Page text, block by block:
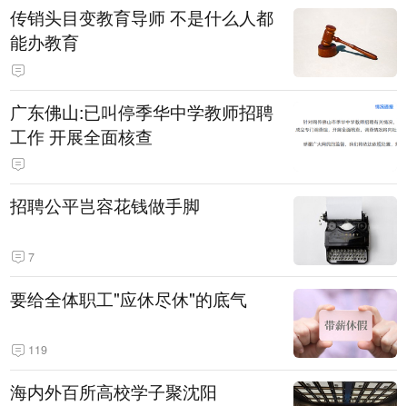
传销头目变教育导师 不是什么人都
能办教育
广东佛山:已叫停季华中学教师招聘
工作 开展全面核查
招聘公平岂容花钱做手脚
7
要给全体职工"应休尽休"的底气
119
海内外百所高校学子聚沈阳